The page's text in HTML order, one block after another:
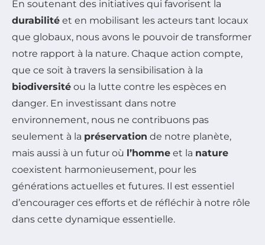
En soutenant des initiatives qui favorisent la
durabilité et en mobilisant les acteurs tant locaux
que globaux, nous avons le pouvoir de transformer
notre rapport à la nature. Chaque action compte,
que ce soit à travers la sensibilisation à la
biodiversité ou la lutte contre les espèces en
danger. En investissant dans notre
environnement, nous ne contribuons pas
seulement à la préservation de notre planète,
mais aussi à un futur où l’homme et la nature
coexistent harmonieusement, pour les
générations actuelles et futures. Il est essentiel
d’encourager ces efforts et de réfléchir à notre rôle
dans cette dynamique essentielle.